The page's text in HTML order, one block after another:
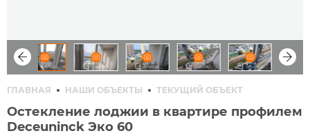
ГЛАВНАЯ НАШИ ОБЪЕКТЫ ТЕКУЩИЙ ОБЪЕКТ
Остекление лоджии в квартире профилем
Deceuninck Эко 60